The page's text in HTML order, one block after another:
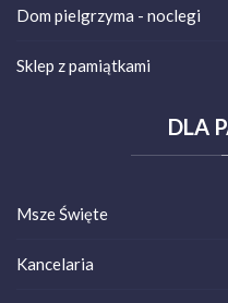
Dom pielgrzyma - noclegi
Sklep z pamiątkami
DLA
Msze Święte
Kancelaria